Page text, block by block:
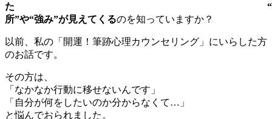
た
所”や“強み”が見えてくるのを知っていますか？
以前、私の「開運！筆跡心理カウンセリング」にいらした方
のお話です。
その方は、
「なかなか行動に移せないんです」
「自分が何をしたいのか分からなくて…」
と悩んでおられました。